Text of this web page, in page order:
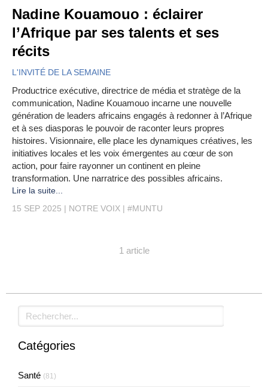
Nadine Kouamouo : éclairer
l’Afrique par ses talents et ses
récits
L'INVITÉ DE LA SEMAINE
Productrice exécutive, directrice de média et stratège de la
communication, Nadine Kouamouo incarne une nouvelle
génération de leaders africains engagés à redonner à l’Afrique
et à ses diasporas le pouvoir de raconter leurs propres
histoires. Visionnaire, elle place les dynamiques créatives, les
initiatives locales et les voix émergentes au cœur de son
action, pour faire rayonner un continent en pleine
transformation. Une narratrice des possibles africains.
Lire la suite...
15 SEP 2025
NOTRE VOIX #MUNTU
1 article
Rechercher
Catégories
Santé (81)